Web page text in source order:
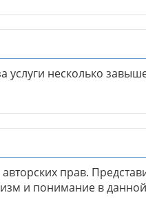
несколько
прав.
и понимание в